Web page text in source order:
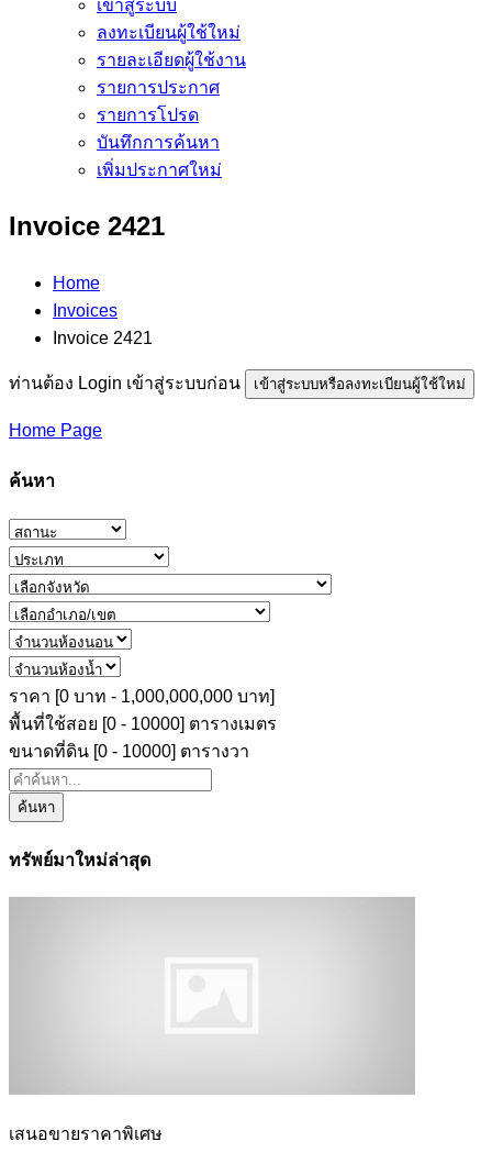
เข้าสู่ระบบ
ลงทะเบียนผู้ใช้ใหม่
รายละเอียดผู้ใช้งาน
รายการประกาศ
รายการโปรด
บันทึกการค้นหา
เพิ่มประกาศใหม่
Invoice 2421
Home
Invoices
Invoice 2421
ท่านต้อง Login เข้าสู่ระบบก่อน เข้าสู่ระบบหรือลงทะเบียนผู้ใช้ใหม่
Home Page
ค้นหา
ราคา [0 บาท - 1,000,000,000 บาท]
พื้นที่ใช้สอย [0 - 10000] ตารางเมตร
ขนาดที่ดิน [0 - 10000] ตารางวา
ค้นหา
ทรัพย์มาใหม่ล่าสุด
เสนอขายราคาพิเศษ